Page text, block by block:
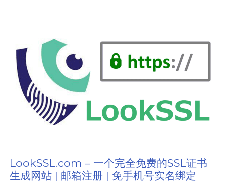
LookSSL.com – 一个完全免费的SSL证书
生成网站 | 邮箱注册 | 免手机号实名绑定